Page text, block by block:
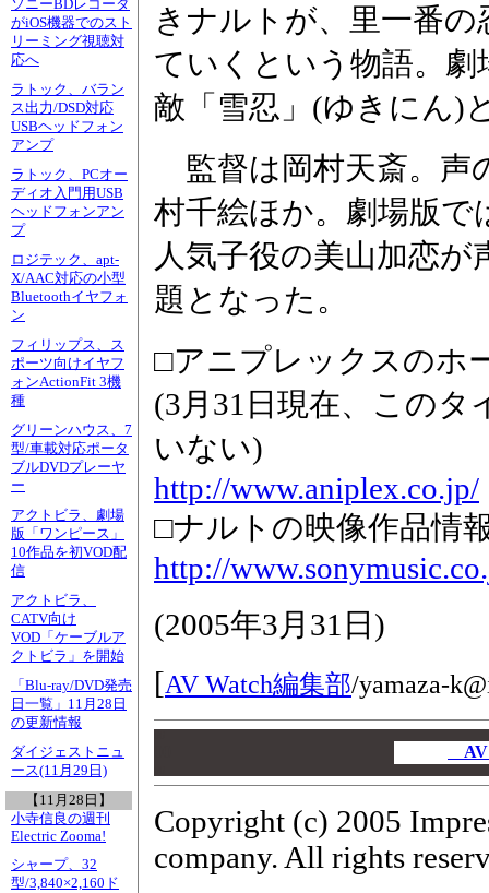
ソニーBDレコーダ
がiOS機器でのスト
リーミング視聴対
応へ
ラトック、バラン
ス出力/DSD対応
USBヘッドフォン
アンプ
ラトック、PCオー
ディオ入門用USB
ヘッドフォンアン
プ
ロジテック、apt-
X/AAC対応の小型
Bluetoothイヤフォ
ン
フィリップス、ス
ポーツ向けイヤフ
ォンActionFit 3機
種
グリーンハウス、7
型/車載対応ポータ
ブルDVDプレーヤ
ー
アクトビラ、劇場
版「ワンピース」
10作品を初VOD配
信
アクトビラ、
CATV向け
VOD「ケーブルア
クトビラ」を開始
「Blu-ray/DVD発売
日一覧」11月28日
の更新情報
ダイジェストニュ
ース(11月29日)
【11月28日】
小寺信良の週刊
Electric Zooma!
シャープ、32
型/3,840×2,160ド
きナルトが、里一番
ていくという物語。
敵「雪忍」(ゆきにん)
監督は岡村天斎。声
村千絵ほか。劇場版
人気子役の美山加恋
題となった。
□アニプレックスのホ
(3月31日現在、この
いない)
http://www.aniplex.co.jp/
□ナルトの映像作品情
http://
(2005年3月31日 )
[AV Watch編集部/yamaza-
AV
Copyright (c) 2005
company. All rights